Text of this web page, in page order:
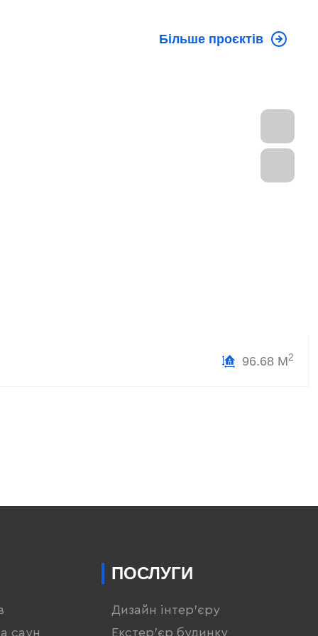
Більше проєктів
96.68 М2
саун
ПОСЛУГИ
Дизайн інтер'єру
Екстер'єр будинку